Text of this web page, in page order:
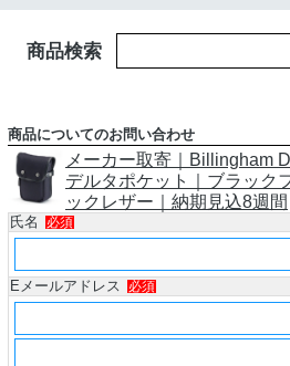
商品検索
商品についてのお問い合わせ
メーカー取寄｜Billingham
デルタポケット｜ブラック
ックレザー｜納期見込8週間
氏名 必須
Eメールアドレス 必須